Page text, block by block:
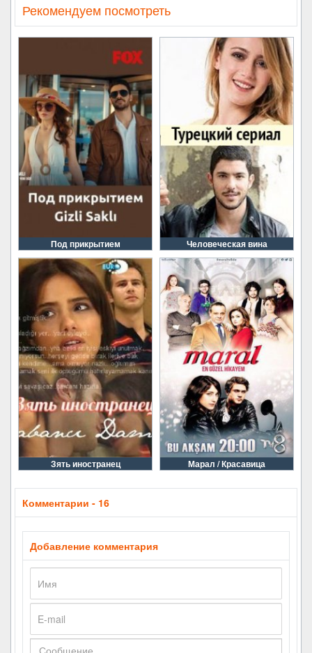
Рекомендуем посмотреть
Под прикрытием Человеческая вина
Зять иностранец Марал / Красавица
Комментарии - 16
Добавление комментария